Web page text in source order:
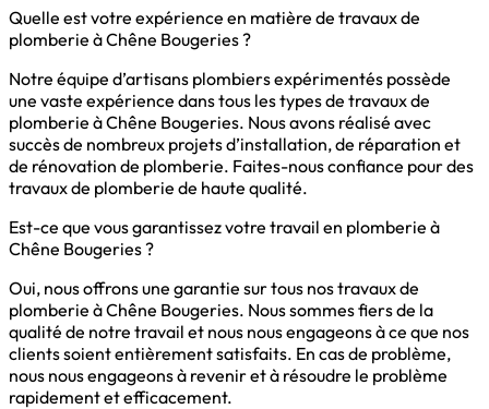
Quelle est votre expérience en matière de travaux de
plomberie à Chêne Bougeries ?
Notre équipe d’artisans plombiers expérimentés possède
une vaste expérience dans tous les types de travaux de
plomberie à Chêne Bougeries. Nous avons réalisé avec
succès de nombreux projets d’installation, de réparation et
de rénovation de plomberie. Faites-nous confiance pour des
travaux de plomberie de haute qualité.
Est-ce que vous garantissez votre travail en plomberie à
Chêne Bougeries ?
Oui, nous offrons une garantie sur tous nos travaux de
plomberie à Chêne Bougeries. Nous sommes fiers de la
qualité de notre travail et nous nous engageons à ce que nos
clients soient entièrement satisfaits. En cas de problème,
nous nous engageons à revenir et à résoudre le problème
rapidement et efficacement.